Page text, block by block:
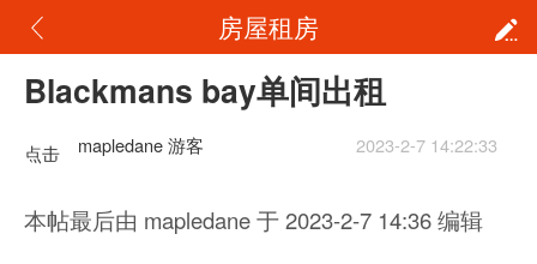
房屋租房
Blackmans bay单间出租
点击
mapledane 游客 2023-2-7 14:22:33
本帖最后由 mapledane 于 2023-2-7 14:36 编辑